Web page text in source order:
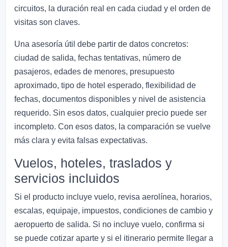
circuitos, la duración real en cada ciudad y el orden de
visitas son claves.
Una asesoría útil debe partir de datos concretos:
ciudad de salida, fechas tentativas, número de
pasajeros, edades de menores, presupuesto
aproximado, tipo de hotel esperado, flexibilidad de
fechas, documentos disponibles y nivel de asistencia
requerido. Sin esos datos, cualquier precio puede ser
incompleto. Con esos datos, la comparación se vuelve
más clara y evita falsas expectativas.
Vuelos, hoteles, traslados y
servicios incluidos
Si el producto incluye vuelo, revisa aerolínea, horarios,
escalas, equipaje, impuestos, condiciones de cambio y
aeropuerto de salida. Si no incluye vuelo, confirma si
se puede cotizar aparte y si el itinerario permite llegar a